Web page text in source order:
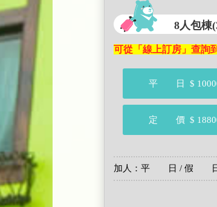
8人包棟
可從「線上訂房」查詢
平 日 $
定 價 $
加人：平 日 / 假 日 /